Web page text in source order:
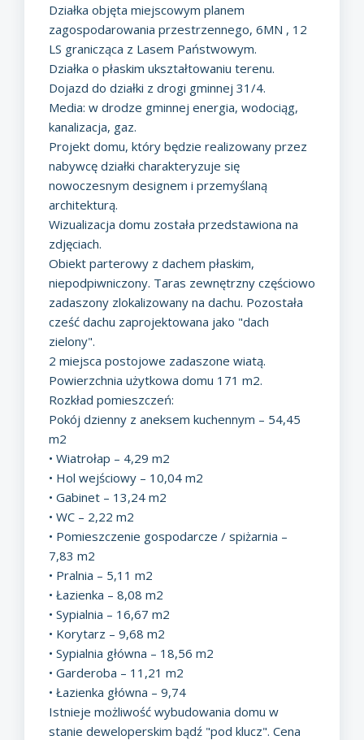
Działka objęta miejscowym planem
zagospodarowania przestrzennego, 6MN , 12
LS granicząca z Lasem Państwowym.
Działka o płaskim ukształtowaniu terenu.
Dojazd do działki z drogi gminnej 31/4.
Media: w drodze gminnej energia, wodociąg,
kanalizacja, gaz.
Projekt domu, który będzie realizowany przez
nabywcę działki charakteryzuje się
nowoczesnym designem i przemyślaną
architekturą.
Wizualizacja domu została przedstawiona na
zdjęciach.
Obiekt parterowy z dachem płaskim,
niepodpiwniczony. Taras zewnętrzny częściowo
zadaszony zlokalizowany na dachu. Pozostała
cześć dachu zaprojektowana jako "dach
zielony".
2 miejsca postojowe zadaszone wiatą.
Powierzchnia użytkowa domu 171 m2.
Rozkład pomieszczeń:
Pokój dzienny z aneksem kuchennym – 54,45
m2
• Wiatrołap – 4,29 m2
• Hol wejściowy – 10,04 m2
• Gabinet – 13,24 m2
• WC – 2,22 m2
• Pomieszczenie gospodarcze / spiżarnia –
7,83 m2
• Pralnia – 5,11 m2
• Łazienka – 8,08 m2
• Sypialnia – 16,67 m2
• Korytarz – 9,68 m2
• Sypialnia główna – 18,56 m2
• Garderoba – 11,21 m2
• Łazienka główna – 9,74
Istnieje możliwość wybudowania domu w
stanie deweloperskim bądź "pod klucz". Cena